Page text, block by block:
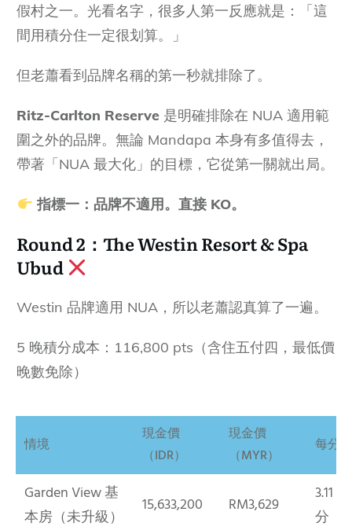
假村之一。光看名字，很多人第一反應就是：「這
間用積分住一定很划算。」
但老蕭看到品牌名稱的第一秒就排除了。
Ritz-Carlton Reserve 是明確排除在 NUA 適用範
圍之外的品牌。無論 Mandapa 本身有多值得去，
帶著「NUA 最大化」的目標，它從第一關就出局。
指標一：品牌不適用。直接 KO。
Round 2：The Westin Resort & Spa
Ubud
Westin 品牌適用 NUA，所以老蕭認真算了一遍。
5 晚積分成本：116,800 pts（含住五付四，最低價
晚數免除）
情境
現金價
（IDR）
現金價
（MYR）
每分
Garden View 基
本房（未升級）
15,633,200 RM3,629
3.11
分